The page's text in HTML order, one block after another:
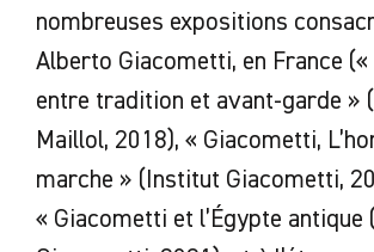
nombreuses expositions
Alberto Giacometti, en France
entre tradition et avant-garde »
Maillol, 2018), « Giacometti,
marche » (Institut Giacometti,
« Giacometti et l’Égypte